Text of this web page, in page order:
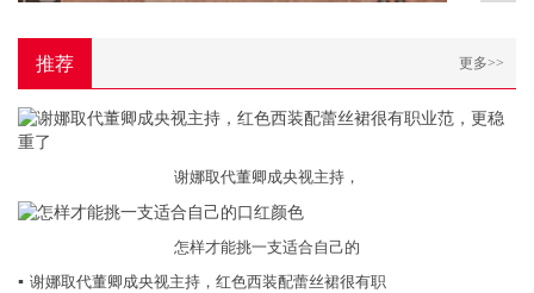
推荐 更多>>
谢娜取代董卿成央视主持，
怎样才能挑一支适合自己的
▪ 谢娜取代董卿成央视主持，红色西装配蕾丝裙很有职